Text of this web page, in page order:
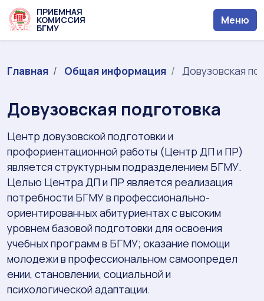
ПРИЕМНАЯ
КОМИССИЯ
БГМУ
Меню
Главная Общая информация Довузовская
Довузовская подготовка
Центр довузовской подготовки и
профориентационной работы (Центр ДП и ПР)
является структурным подразделением БГМУ.
Целью Центра ДП и ПР является реализация
потребности БГМУ в профессионально-
ориентированных абитуриентах с высоким
уровнем базовой подготовки для освоения
учебных программ в БГМУ; оказание помощи
молодежи в профессиональном самоопредел​
ении, становлении, социальной и
психологической адаптации.